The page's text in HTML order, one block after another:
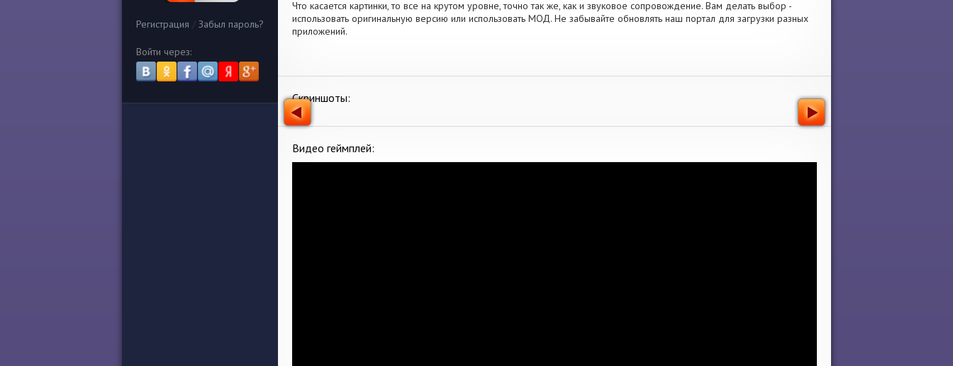
Регистрация / Забыл пароль?
Войти через:
Что касается картинки, то все на крутом уровне, точно так же, как и звуковое сопровождение. Вам делать выбор -
использовать оригинальную версию или использовать МОД. Не забывайте обновлять наш портал для загрузки разных
приложений.
Скриншоты:
Видео геймплей: